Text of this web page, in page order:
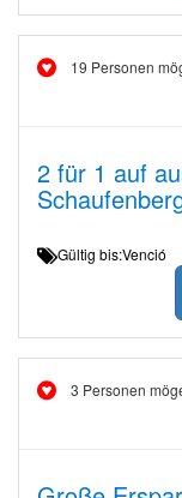
19 Personen
2 für 1 auf
Gültig bis:Venció
3 Personen